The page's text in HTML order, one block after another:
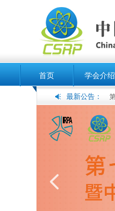
首页 学会介绍
最新公告：
넳